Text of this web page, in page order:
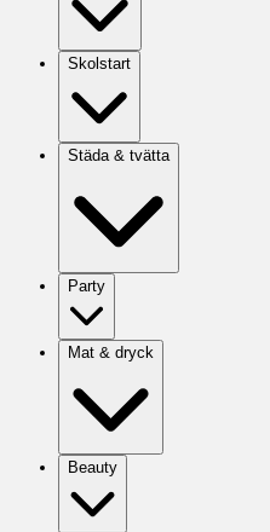
Skolstart
Städa & tvätta
Party
Mat & dryck
Beauty